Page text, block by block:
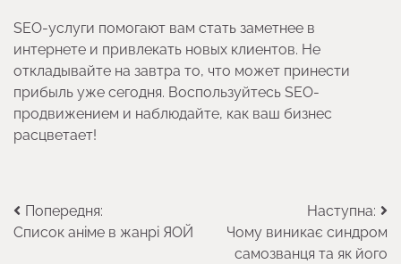
SEO-услуги помогают вам стать заметнее в
интернете и привлекать новых клиентов. Не
откладывайте на завтра то, что может принести
прибыль уже сегодня. Воспользуйтесь SEO-
продвижением и наблюдайте, как ваш бизнес
расцветает!
Навігація
записів
Попередня:
Список аніме в жанрі ЯОЙ
Наступна:
Чому виникає синдром
самозванця та як його